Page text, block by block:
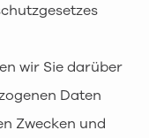
wir Sie darüber
Daten
Zwecken und